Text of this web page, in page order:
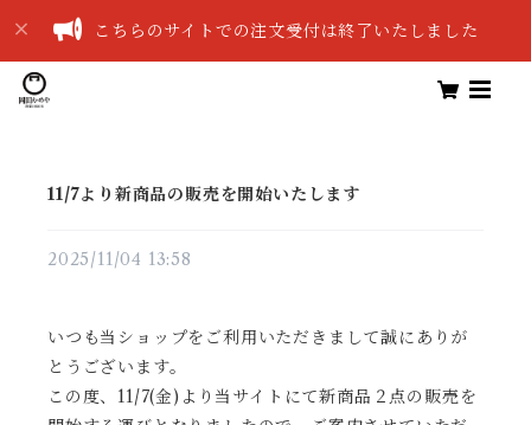
こちらのサイトでの注文受付は終了いたしました
11/7より新商品の販売を開始いたします
2025/11/04 13:58
いつも当ショップをご利用いただきまして誠にありが
とうございます。
この度、11/7(金)より当サイトにて新商品２点の販売を